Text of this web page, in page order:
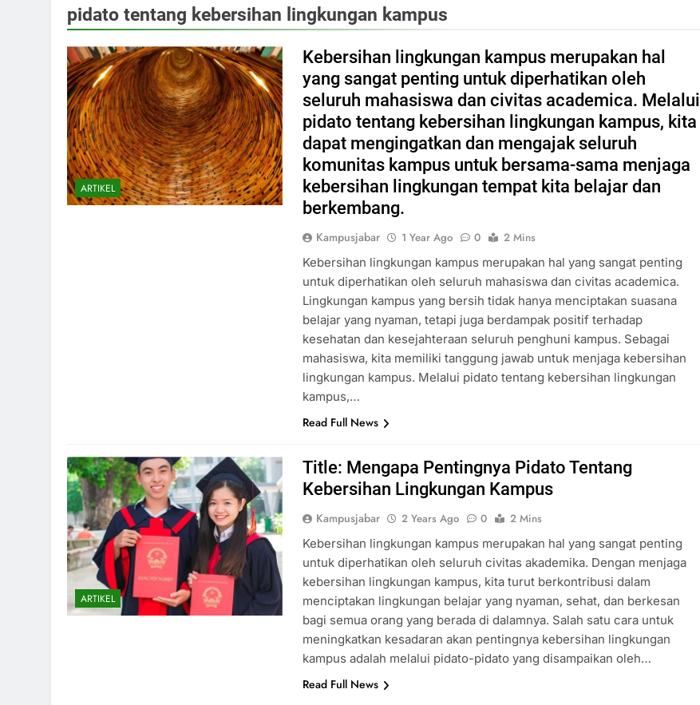
pidato tentang kebersihan lingkungan kampus
ARTIKEL
Kebersihan lingkungan kampus merupakan hal
yang sangat penting untuk diperhatikan oleh
seluruh mahasiswa dan civitas academica. Melalui
pidato tentang kebersihan lingkungan kampus, kita
dapat mengingatkan dan mengajak seluruh
komunitas kampus untuk bersama-sama menjaga
kebersihan lingkungan tempat kita belajar dan
berkembang.
Kampusjabar 1 Year Ago 0
2 Mins
Kebersihan lingkungan kampus merupakan hal yang sangat penting
untuk diperhatikan oleh seluruh mahasiswa dan civitas academica.
Lingkungan kampus yang bersih tidak hanya menciptakan suasana
belajar yang nyaman, tetapi juga berdampak positif terhadap
kesehatan dan kesejahteraan seluruh penghuni kampus. Sebagai
mahasiswa, kita memiliki tanggung jawab untuk menjaga kebersihan
lingkungan kampus. Melalui pidato tentang kebersihan lingkungan
kampus,…
Read Full News
ARTIKEL
Title: Mengapa Pentingnya Pidato Tentang
Kebersihan Lingkungan Kampus
Kampusjabar 2 Years Ago 0
2 Mins
Kebersihan lingkungan kampus merupakan hal yang sangat penting
untuk diperhatikan oleh seluruh civitas akademika. Dengan menjaga
kebersihan lingkungan kampus, kita turut berkontribusi dalam
menciptakan lingkungan belajar yang nyaman, sehat, dan berkesan
bagi semua orang yang berada di dalamnya. Salah satu cara untuk
meningkatkan kesadaran akan pentingnya kebersihan lingkungan
kampus adalah melalui pidato-pidato yang disampaikan oleh…
Read Full News